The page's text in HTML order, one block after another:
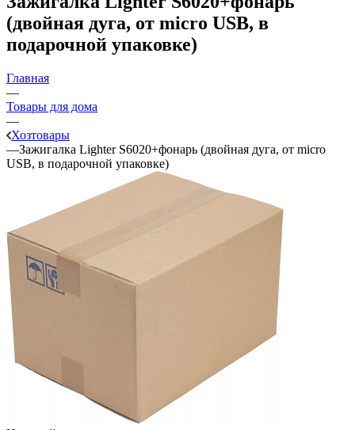
(двойная дуга, от micro USB, в
подарочной упаковке)
Главная
—
Товары для дома
—
Хозтовары
—Зажигалка Lighter S6020+фонарь (двойная дуга, от micro
USB, в подарочной упаковке)